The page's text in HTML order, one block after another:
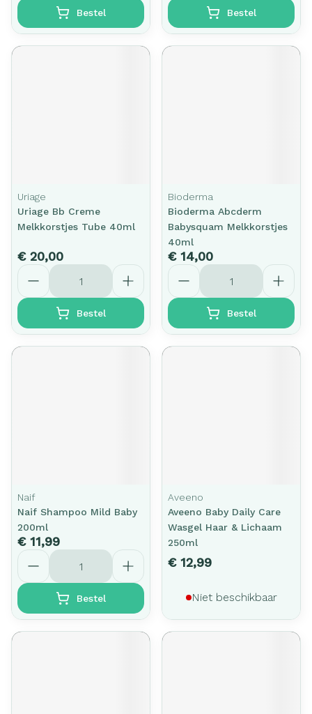
Bestel Bestel
Uriage
Uriage Bb Creme
Melkkorstjes Tube 40ml
€ 20,00
Aantal
Bestel
Bioderma
Bioderma Abcderm
Babysquam Melkkorstjes
40ml
€ 14,00
Aantal
Bestel
Naif
Naif Shampoo Mild Baby
200ml
€ 11,99
Aantal
Bestel
Aveeno
Aveeno Baby Daily Care
Wasgel Haar & Lichaam
250ml
€ 12,99
Niet beschikbaar